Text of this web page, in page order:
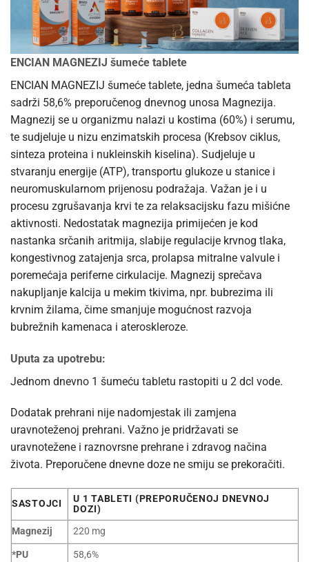
ENCIAN MAGNEZIJ šumeće tablete
ENCIAN MAGNEZIJ šumeće tablete, jedna šumeća tableta
sadrži 58,6% preporučenog dnevnog unosa Magnezija.
Magnezij se u organizmu nalazi u kostima (60%) i serumu,
te sudjeluje u nizu enzimatskih procesa (Krebsov ciklus,
sinteza proteina i nukleinskih kiselina). Sudjeluje u
stvaranju energije (ATP), transportu glukoze u stanice i
neuromuskularnom prijenosu podražaja. Važan je i u
procesu zgrušavanja krvi te za relaksacijsku fazu mišićne
aktivnosti. Nedostatak magnezija primijećen je kod
nastanka srčanih aritmija, slabije regulacije krvnog tlaka,
kongestivnog zatajenja srca, prolapsa mitralne valvule i
poremećaja periferne cirkulacije. Magnezij sprečava
nakupljanje kalcija u mekim tkivima, npr. bubrezima ili
krvnim žilama, čime smanjuje mogućnost razvoja
bubrežnih kamenaca i ateroskleroze.
Uputa za upotrebu:
Jednom dnevno 1 šumeću tabletu rastopiti u 2 dcl vode.
Dodatak prehrani nije nadomjestak ili zamjena
uravnoteženoj prehrani. Važno je pridržavati se
uravnotežene i raznovrsne prehrane i zdravog načina
života. Preporučene dnevne doze ne smiju se prekoračiti.
SASTOJCI
U 1 TABLETI (PREPORUČENOJ DNEVNOJ
DOZI)
Magnezij
220 mg
*PU
58,6%